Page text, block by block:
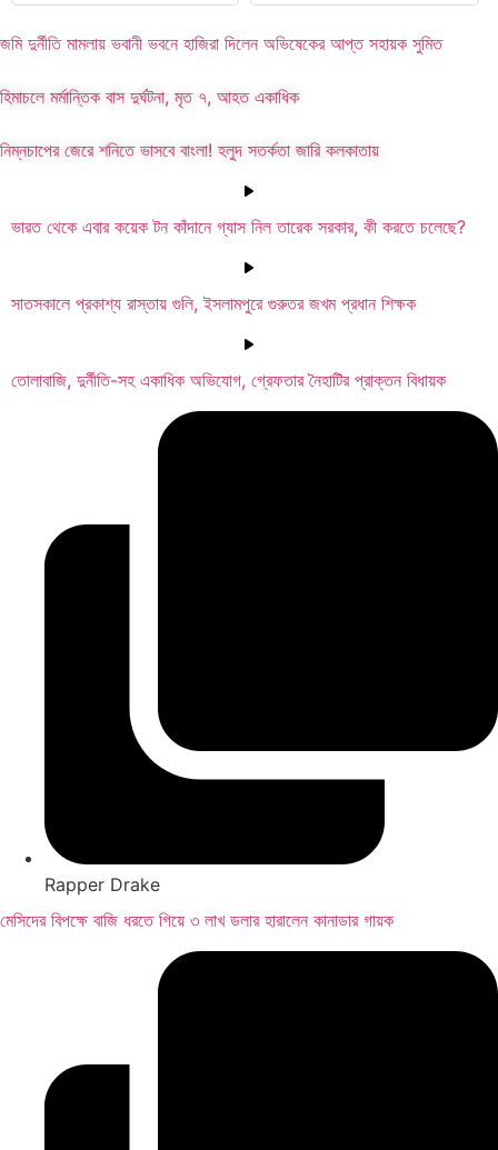
জমি দুর্নীতি মামলায় ভবানী ভবনে হাজিরা দিলেন অভিষেকের আপ্ত সহায়ক সুমিত
হিমাচলে মর্মান্তিক বাস দুর্ঘটনা, মৃত ৭, আহত একাধিক
নিম্নচাপের জেরে শনিতে ভাসবে বাংলা! হলুদ সতর্কতা জারি কলকাতায়
ভারত থেকে এবার কয়েক টন কাঁদানে গ্যাস নিল তারেক সরকার, কী করতে চলেছে?
সাতসকালে প্রকাশ্য রাস্তায় গুলি, ইসলামপুরে গুরুতর জখম প্রধান শিক্ষক
তোলাবাজি, দুর্নীতি-সহ একাধিক অভিযোগ, গ্রেফতার নৈহাটির প্রাক্তন বিধায়ক
Rapper Drake
মেসিদের বিপক্ষে বাজি ধরতে গিয়ে ৩ লাখ ডলার হারালেন কানাডার গায়ক